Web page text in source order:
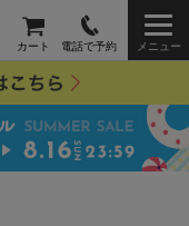
カート 電話で予約 メニュー